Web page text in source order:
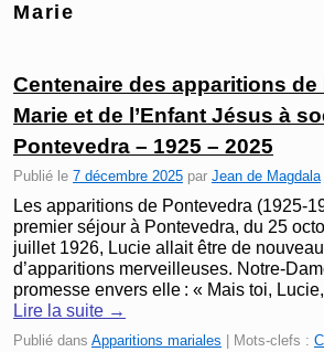
Marie
Centenaire des apparitions de
Marie et de l’Enfant Jésus à
Pontevedra – 1925 – 2025
Publié le 7 décembre 2025 par Jean de Magdala
Les apparitions de Pontevedra (1925-
premier séjour à Pontevedra, du 25
juillet 1926, Lucie allait être de
d’apparitions merveilleuses. Notre-
promesse envers elle : « Mais toi,
Lire la suite →
Publié dans Apparitions mariales Mots-clefs :